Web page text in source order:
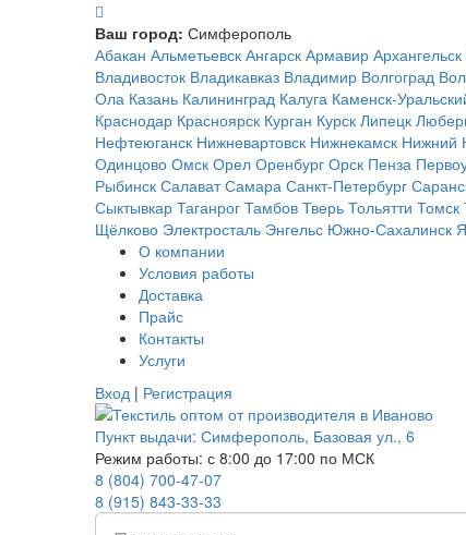
Ваш город: Симферополь
Абакан Альметьевск Ангарск Армавир Архангельск
Владивосток Владикавказ Владимир Волгоград
Ола Казань Калининград Калуга Каменск-
Краснодар Красноярск Курган Курск Липецк
Нефтеюганск Нижневартовск Нижнекамск Нижний
Одинцово Омск Орел Оренбург Орск Пенза
Рыбинск Салават Самара Санкт-Петербург
Сыктывкар Таганрог Тамбов Тверь Тольятти Томск
Щёлково Электросталь Энгельс Южно-Сахалинск
О компании
Условия работы
Доставка
Прайс
Контакты
Услуги
Вход | Регистрация
Пункт выдачи: Симферополь, Базовая ул., 6
Режим работы: с 8:00 до 17:00 по МСК
8 (804) 700-47-07
8 (915) 843-33-33